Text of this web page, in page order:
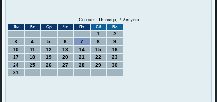
Сегодня: Пятница, 7 Августа
Пн Вт Ср Чт Пт Сб Вс
1
2
3
4 5 6 7 8
9
10
11 12 13 14 15
16
17
18 19 20 21 22
23
24
25 26 27 28 29
30
31